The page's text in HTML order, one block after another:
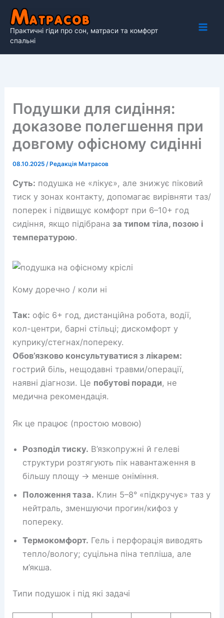
Перейти
вмісту
Практичні гіди про сон, матраси та комфорт
спальні
Подушки для сидіння:
доказове полегшення при
довгому офісному сидінні
08.10.2025/ Редакція Матрасов
Суть: подушка не «лікує», але знижує піковий
тиск у зонах контакту, допомагає вирівняти таз/
поперек і підвищує комфорт при 6–10+ год
сидіння, якщо підібраназа типом тіла, позою і
температурою.
Кому доречно / коли ні
Так: офіс 6+ год, дистанційна робота, водії,
кол-центри, барні стільці; дискомфорт у
куприку/стегнах/попереку.
Обов’язково консультуватися з лікарем:
гострий біль, нещодавні травми/операції,
наявні діагнози. Це побутові поради, не
медична рекомендація.
Як це працює (простою мовою)
Розподіл тиску. В’язкопружні й гелеві
структури розтягують пік навантаження в
більшу площу → менше оніміння.
Положення таза. Клин 5–8° «підкручує» таз у
нейтраль, зменшуючи прогин/кифоз у
попереку.
Термокомфорт. Гель і перфорація виводять
тепло/вологу; суцільна піна тепліша, але
м’якша.
Типи подушок і під які задачі